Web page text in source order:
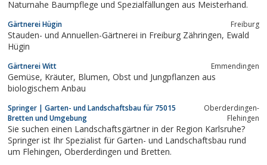
Baumschnitt, Baumfällungund...
Naturnahe Baumpflege und Spezialfällungen aus Meisterhand.
Gärtnerei Hügin Freiburg
Stauden- und Annuellen-Gärtnerei in Freiburg Zähringen, Ewald
Hügin
Gärtnerei Witt Emmendingen
Gemüse, Kräuter, Blumen, Obst und Jungpflanzen aus
biologischem Anbau
Springer | Garten- und Landschaftsbau für 75015
Bretten und Umgebung
Oberderdingen-
Flehingen
Sie suchen einen Landschaftsgärtner in der Region Karlsruhe?
Springer ist Ihr Spezialist für Garten- und Landschaftsbau rund
um Flehingen, Oberderdingen und Bretten.